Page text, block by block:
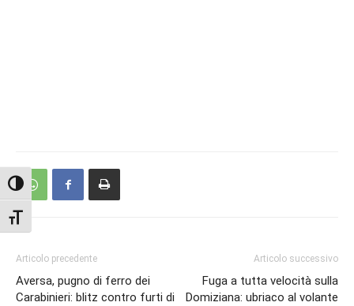
Attiva/disattiva alto contrasto
Attiva/disattiva dimensione testo
Articolo precedente
Aversa, pugno di ferro dei
Carabinieri: blitz contro furti di
Articolo successivo
Fuga a tutta velocità sulla
Domiziana: ubriaco al volante